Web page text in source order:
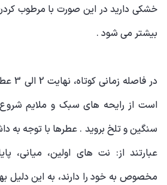
خشکی دارید در این صورت با مرطوب
بیشتر می شود .
در
است از رایحه های سبک و ملایم
سنگین و تلخ بروید . عطرها با توجه
عبارتند از: نت های اولین، میانی،
مخصوص به خود را دارند، به این دلیل